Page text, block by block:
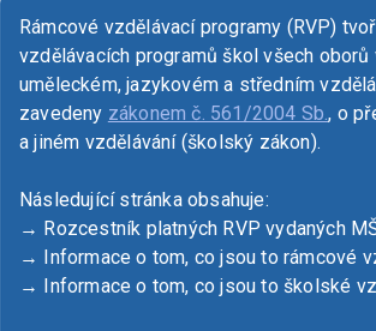
Rámcové vzdělávací programy (RVP)
vzdělávacích programů škol všech
uměleckém, jazykovém a středním
zavedeny zákonem č. 561/2004 Sb., o
a jiném vzdělávání (školský zákon).
Následující stránka obsahuje:
→ Rozcestník platných RVP vydaných
→ Informace o tom, co jsou to rámcové
→ Informace o tom, co jsou to školské